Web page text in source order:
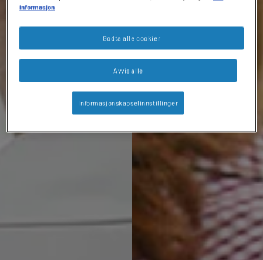
informasjon
Avvis alle
Godta alle cookier
Informasjonskapselinnstillinger